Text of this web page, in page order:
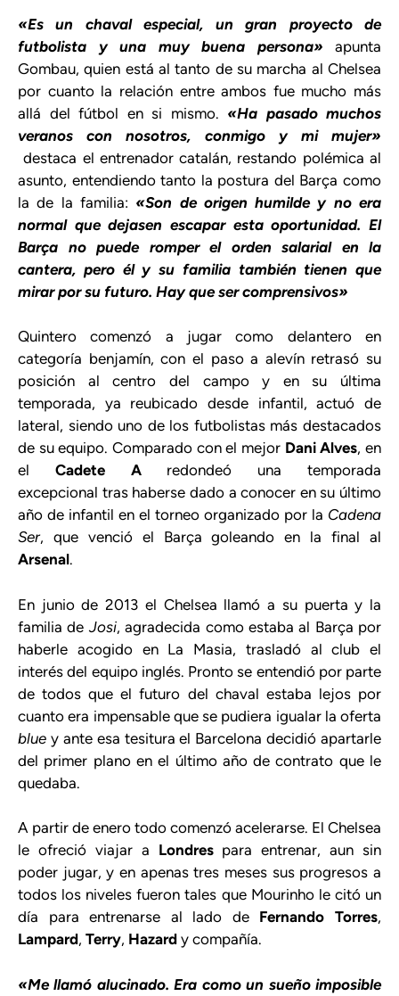
«Es un chaval especial, un gran proyecto de
futbolista y una muy buena persona» apunta
Gombau, quien está al tanto de su marcha al Chelsea
por cuanto la relación entre ambos fue mucho más
allá del fútbol en si mismo. «Ha pasado muchos
veranos con nosotros, conmigo y mi mujer»
destaca el entrenador catalán, restando polémica al
asunto, entendiendo tanto la postura del Barça como
la de la familia: «Son de origen humilde y no era
normal que dejasen escapar esta oportunidad. El
Barça no puede romper el orden salarial en la
cantera, pero él y su familia también tienen que
mirar por su futuro. Hay que ser comprensivos»
Quintero comenzó a jugar como delantero en
categoría benjamín, con el paso a alevín retrasó su
posición al centro del campo y en su última
temporada, ya reubicado desde infantil, actuó de
lateral, siendo uno de los futbolistas más destacados
de su equipo. Comparado con el mejor Dani Alves, en
el Cadete Aredondeó una temporada
excepcional tras haberse dado a conocer en su último
año de infantil en el torneo organizado por la Cadena
Ser, que venció el Barça goleando en la final al
Arsenal.
En junio de 2013 el Chelsea llamó a su puerta y la
familia deJosi, agradecida como estaba al Barça por
haberle acogido en La Masia, trasladó al club el
interés del equipo inglés. Pronto se entendió por parte
de todos que el futuro del chaval estaba lejos por
cuanto era impensable que se pudiera igualar la oferta
blue y ante esa tesitura el Barcelona decidió apartarle
del primer plano en el último año de contrato que le
quedaba.
A partir de enero todo comenzó acelerarse. El Chelsea
le ofreció viajar a Londrespara entrenar, aun sin
poder jugar, y en apenas tres meses sus progresos a
todos los niveles fueron tales que Mourinho le citó un
día para entrenarse al lado de Fernando Torres,
Lampard, Terry, Hazard y compañía.
«Me llamó alucinado. Era como un sueño imposible